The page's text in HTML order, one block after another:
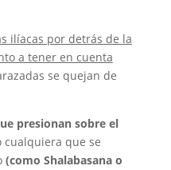
ilíacas por detrás de la
a tener en cuenta
se quejan de
presionan sobre el
cualquiera que se
(como Shalabasana o